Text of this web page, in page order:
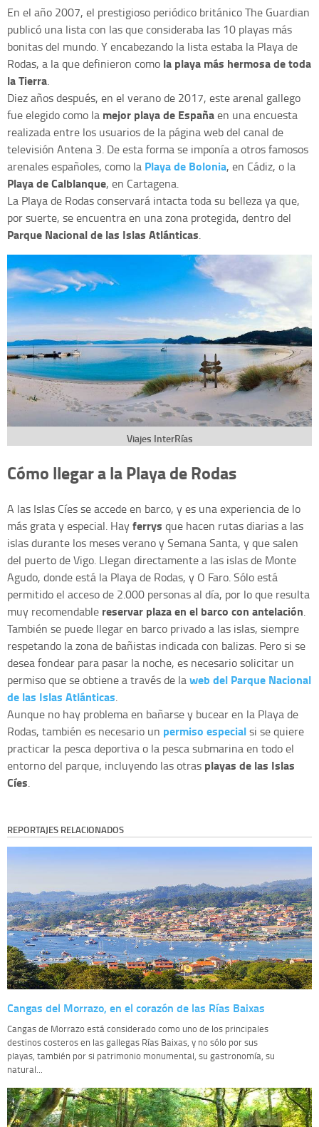
En el año 2007, el prestigioso periódico británico The Guardian
publicó una lista con las que consideraba las 10 playas más
bonitas del mundo. Y encabezando la lista estaba la Playa de
Rodas, a la que definieron como la playa más hermosa de toda
la Tierra.
Diez años después, en el verano de 2017, este arenal gallego
fue elegido como la mejor playa de Españaen una encuesta
realizada entre los usuarios de la página web del canal de
televisión Antena 3. De esta forma se imponía a otros famosos
arenales españoles, como la Playa de Bolonia, en Cádiz, o la
Playa de Calblanque, en Cartagena.
La Playa de Rodas conservará intacta toda su belleza ya que,
por suerte, se encuentra en una zona protegida, dentro del
Parque Nacional de las Islas Atlánticas.
Viajes InterRías
Cómo llegar a la Playa de Rodas
A las Islas Cíes se accede en barco, y es una experiencia de lo
más grata y especial. Hayferrys que hacen rutas diarias a las
islas durante los meses verano y Semana Santa, y que salen
del puerto de Vigo. Llegan directamente a las islas de Monte
Agudo, donde está la Playa de Rodas, y O Faro. Sólo está
permitido el acceso de 2.000 personas al día, por lo que resulta
muy recomendable reservar plaza en el barco con antelación.
También se puede llegar en barco privado a las islas, siempre
respetando la zona de bañistas indicada con balizas. Pero si se
desea fondear para pasar la noche, es necesario solicitar un
permiso que se obtiene a través de laweb del Parque Nacional
de las Islas Atlánticas.
Aunque no hay problema en bañarse y bucear en la Playa de
Rodas, también es necesario un permiso especialsi se quiere
practicar la pesca deportiva o la pesca submarina en todo el
entorno del parque, incluyendo las otras playas de las Islas
Cíes.
REPORTAJES RELACIONADOS
Cangas del Morrazo, en el corazón de las Rías Baixas
Cangas de Morrazo está considerado como uno de los principales
destinos costeros en las gallegas Rías Baixas, y no sólo por sus
playas, también por si patrimonio monumental, su gastronomía, su
natural...